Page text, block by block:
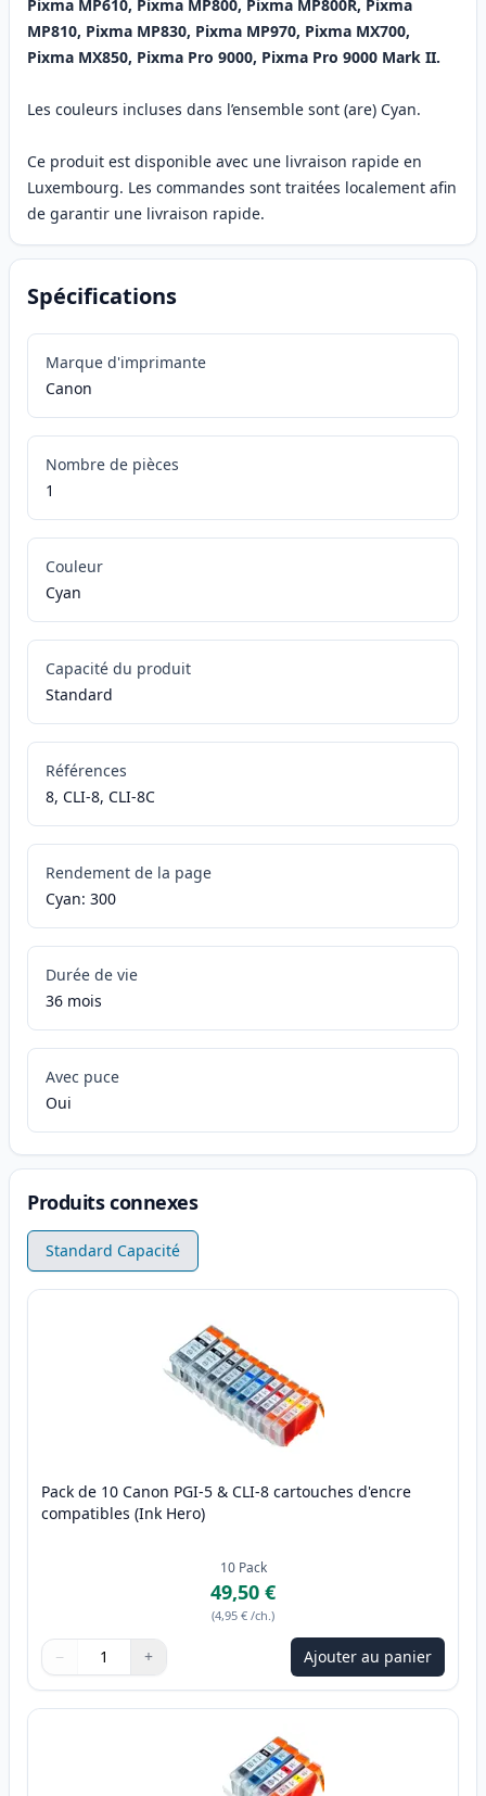
Pixma MP610, Pixma MP800, Pixma MP800R, Pixma
MP810, Pixma MP830, Pixma MP970, Pixma MX700,
Pixma MX850, Pixma Pro 9000, Pixma Pro 9000 Mark II.
Les couleurs incluses dans l’ensemble sont (are) Cyan.
Ce produit est disponible avec une livraison rapide en
Luxembourg. Les commandes sont traitées localement afin
de garantir une livraison rapide.
Spécifications
Marque d'imprimante
Canon
Nombre de pièces
1
Couleur
Cyan
Capacité du produit
Standard
Références
8, CLI-8, CLI-8C
Rendement de la page
Cyan: 300
Durée de vie
36 mois
Avec puce
Oui
Produits connexes
Standard Capacité
Pack de 10 Canon PGI-5 & CLI-8 cartouches d'encre
compatibles (Ink Hero)
10 Pack
49,50 €
(4,95 € /ch.)
Quantité
Utilisez les boutons pour ajuster
− +
Quantité Ajouter au panier